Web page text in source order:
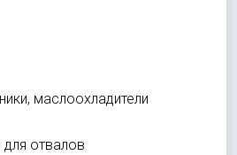
маслоохладители
для отвалов